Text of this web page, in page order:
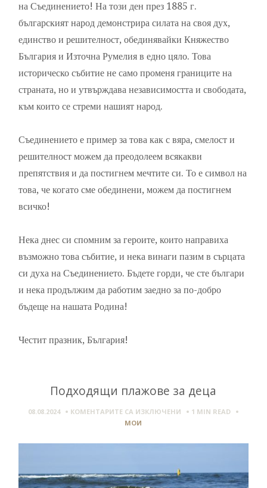
на Съединението! На този ден през 1885 г.
българският народ демонстрира силата на своя дух,
единство и решителност, обединявайки Княжество
България и Източна Румелия в едно цяло. Това
историческо събитие не само променя границите на
страната, но и утвърждава независимостта и свободата,
към които се стреми нашият народ.
Съединението е пример за това как с вяра, смелост и
решителност можем да преодолеем всякакви
препятствия и да постигнем мечтите си. То е символ на
това, че когато сме обединени, можем да постигнем
всичко!
Нека днес си спомним за героите, които направиха
възможно това събитие, и нека винаги пазим в сърцата
си духа на Съединението. Бъдете горди, че сте българи
и нека продължим да работим заедно за по-добро
бъдеще на нашата Родина!
Честит празник, България!
Подходящи плажове за деца
08.08.2024 КОМЕНТАРИТЕ СА ИЗКЛЮЧЕНИЗА
ЗА
1 MIN READ
МОИ